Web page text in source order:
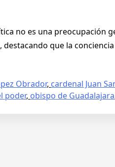
no es una preocupación
que la
Obrador, cardenal Juan
poder, obispo de Guadalajara